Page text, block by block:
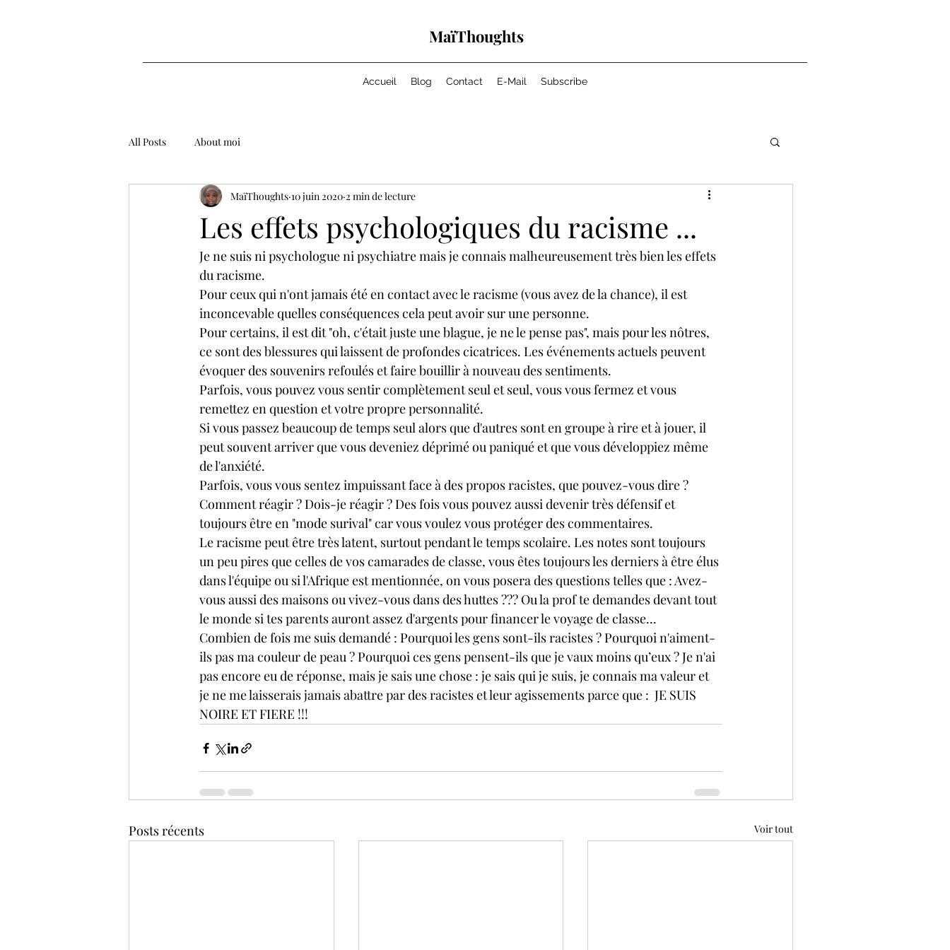
MaïThoughts
Accueil Blog Contact E-Mail Subscribe
All Posts About moi
Les effets psychologiques du racisme ...
MaïThoughts 10 juin 2020 2 min de lecture
Je ne suis ni psychologue ni psychiatre mais je connais malheureusement très bien les effets
du racisme.
Pour ceux qui n'ont jamais été en contact avec le racisme (vous avez de la chance), il est
inconcevable quelles conséquences cela peut avoir sur une personne.
Pour certains, il est dit "oh, c'était juste une blague, je ne le pense pas", mais pour les nôtres,
ce sont des blessures qui laissent de profondes cicatrices. Les événements actuels peuvent
évoquer des souvenirs refoulés et faire bouillir à nouveau des sentiments.
Parfois, vous pouvez vous sentir complètement seul et seul, vous vous fermez et vous
remettez en question et votre propre personnalité.
Si vous passez beaucoup de temps seul alors que d'autres sont en groupe à rire et à jouer, il
peut souvent arriver que vous deveniez déprimé ou paniqué et que vous développiez même
de l'anxiété.
Parfois, vous vous sentez impuissant face à des propos racistes, que pouvez-vous dire ?
Comment réagir ? Dois-je réagir ? Des fois vous pouvez aussi devenir très défensif et
toujours être en "mode surival" car vous voulez vous protéger des commentaires.
Le racisme peut être très latent, surtout pendant le temps scolaire. Les notes sont toujours
un peu pires que celles de vos camarades de classe, vous êtes toujours les derniers à être élus
dans l'équipe ou si l'Afrique est mentionnée, on vous posera des questions telles que : Avez-
vous aussi des maisons ou vivez-vous dans des huttes ??? Ou la prof te demandes devant tout
le monde si tes parents auront assez d'argents pour financer le voyage de classe...
Combien de fois me suis demandé : Pourquoi les gens sont-ils racistes ? Pourquoi n'aiment-
ils pas ma couleur de peau ? Pourquoi ces gens pensent-ils que je vaux moins qu’eux ? Je n'ai
pas encore eu de réponse, mais je sais une chose : je sais qui je suis, je connais ma valeur et
je ne me laisserais jamais abattre par des racistes et leur agissements parce que :  JE SUIS
NOIRE ET FIERE !!!
Posts récents Voir tout